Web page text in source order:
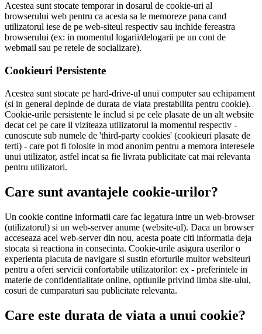
Acestea sunt stocate temporar in dosarul de cookie-uri al
browserului web pentru ca acesta sa le memoreze pana cand
utilizatorul iese de pe web-siteul respectiv sau inchide fereastra
browserului (ex: in momentul logarii/delogarii pe un cont de
webmail sau pe retele de socializare).
Cookieuri Persistente
Acestea sunt stocate pe hard-drive-ul unui computer sau echipament
(si in general depinde de durata de viata prestabilita pentru cookie).
Cookie-urile persistente le includ si pe cele plasate de un alt website
decat cel pe care il viziteaza utilizatorul la momentul respectiv -
cunoscute sub numele de 'third-party cookies' (cookieuri plasate de
terti) - care pot fi folosite in mod anonim pentru a memora interesele
unui utilizator, astfel incat sa fie livrata publicitate cat mai relevanta
pentru utilizatori.
Care sunt avantajele cookie-urilor?
Un cookie contine informatii care fac legatura intre un web-browser
(utilizatorul) si un web-server anume (website-ul). Daca un browser
acceseaza acel web-server din nou, acesta poate citi informatia deja
stocata si reactiona in consecinta. Cookie-urile asigura userilor o
experienta placuta de navigare si sustin eforturile multor websiteuri
pentru a oferi servicii confortabile utilizatorilor: ex - preferintele in
materie de confidentialitate online, optiunile privind limba site-ului,
cosuri de cumparaturi sau publicitate relevanta.
Care este durata de viata a unui cookie?